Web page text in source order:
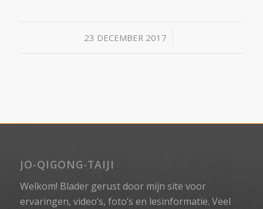
23 DECEMBER 2017
/
JO-QIGONG-TAIJI
Welkom! Blader gerust door mijn site voor
ervaringen, video’s, foto’s en lesinformatie. Veel